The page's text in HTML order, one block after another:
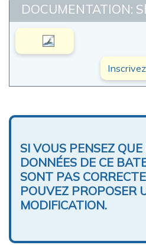
DOCUMENTATION:
SI VOUS PENSEZ QUE
DONNÉES DE CE
SONT PAS
POUVEZ PROPOSER
MODIFICATION.